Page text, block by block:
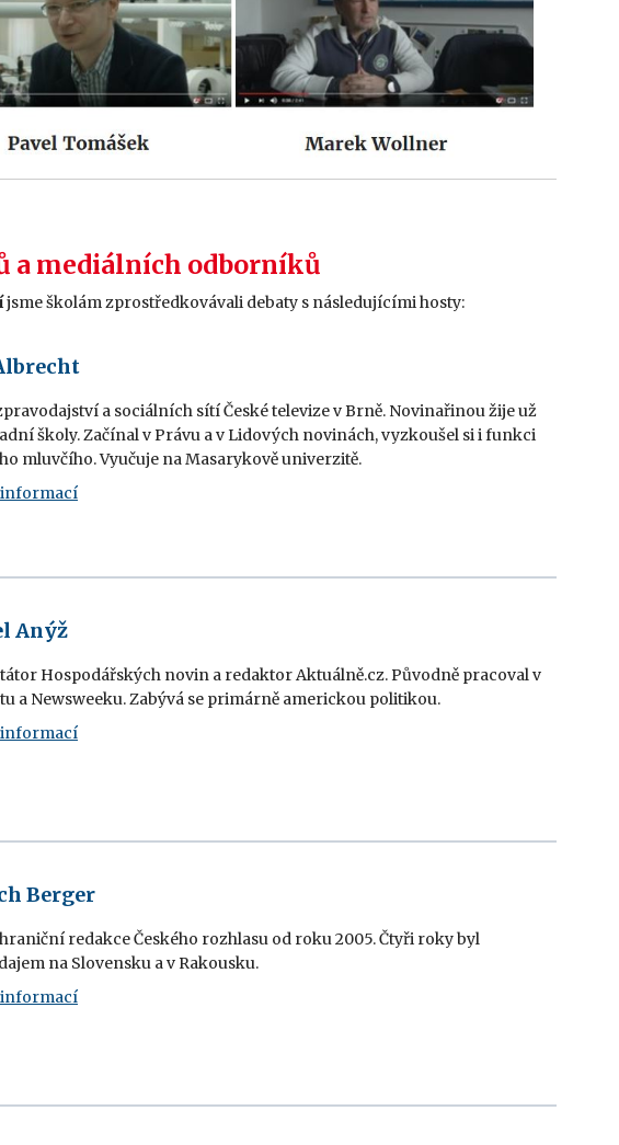
a mediálních odborníků
jsme školám zprostředkovávali debaty s následujícími hosty:
a sociálních sítí České televize v Brně. Novinařinou žije už
školy. Začínal v Právu a v Lidových novinách, vyzkoušel si i funkci
mluvčího. Vyučuje na Masarykově univerzitě.
informací
Anýž
Hospodářských novin a redaktor Aktuálně.cz. Původně pracoval v
a Newsweeku. Zabývá se primárně americkou politikou.
informací
Berger
redakce Českého rozhlasu od roku 2005. Čtyři roky byl
na Slovensku a v Rakousku.
informací